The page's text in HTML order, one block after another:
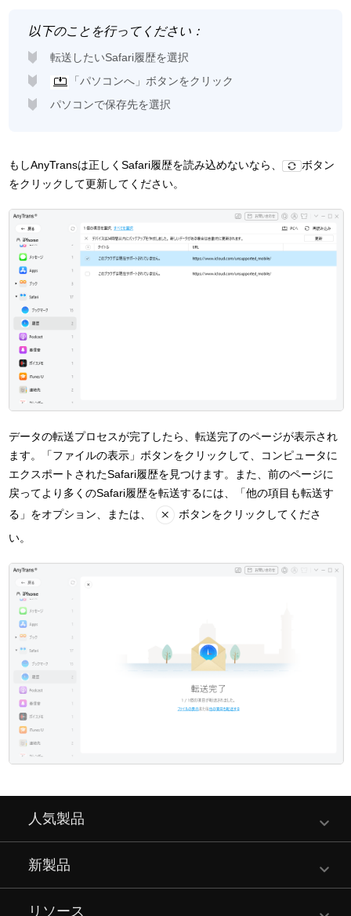
以下のことを行ってください：
転送したいSafari履歴を選択
「パソコンへ」ボタンをクリック
パソコンで保存先を選択
もしAnyTransは正しくSafari履歴を読み込めないなら、
ボタン
をクリックして更新してください。
データの転送プロセスが完了したら、転送完了のページが表示され
ます。「ファイルの表示」ボタンをクリックして、コンピュータに
エクスポートされたSafari履歴を見つけます。また、前のページに
戻ってより多くのSafari履歴を転送するには、「他の項目も転送す
る」をオプション、または、
ボタンをクリックしてくださ
い。
人気製品
新製品
リソース